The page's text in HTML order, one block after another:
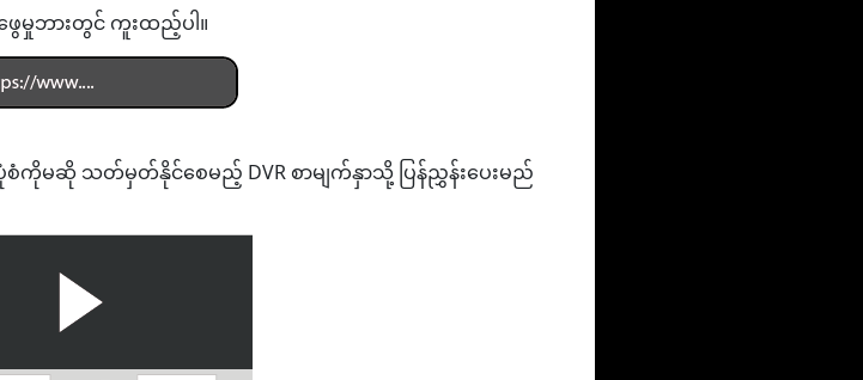
မှုဘားတွင် ကူးထည့်ပါ။
မဆို သတ်မှတ်နိုင်စေမည့် DVR စာမျက်နှာသို့ ပြန်ညွှန်းပေးမည်